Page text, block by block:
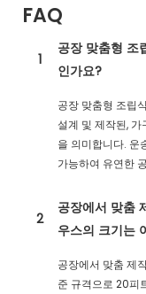
FAQ
1
공장 맞춤형 조
인가요?
공장 맞춤형 조립
설계 및 제작된,
을 의미합니다. 운
가능하여 유연한
2
공장에서 맞춤
우스의 크기는
공장에서 맞춤 제
준 규격으로 20피